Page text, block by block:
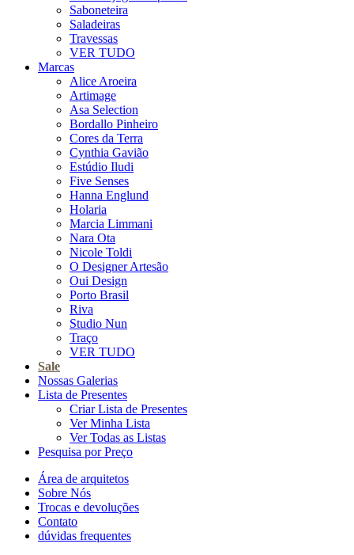
Saboneteira
Saladeiras
Travessas
VER TUDO
Marcas
Alice Aroeira
Artimage
Asa Selection
Bordallo Pinheiro
Cores da Terra
Cynthia Gavião
Estúdio Iludi
Five Senses
Hanna Englund
Holaria
Marcia Limmani
Nara Ota
Nicole Toldi
O Designer Artesão
Oui Design
Porto Brasil
Riva
Studio Nun
Traço
VER TUDO
Sale
Nossas Galerias
Lista de Presentes
Criar Lista de Presentes
Ver Minha Lista
Ver Todas as Listas
Pesquisa por Preço
Área de arquitetos
Sobre Nós
Trocas e devoluções
Contato
dúvidas frequentes